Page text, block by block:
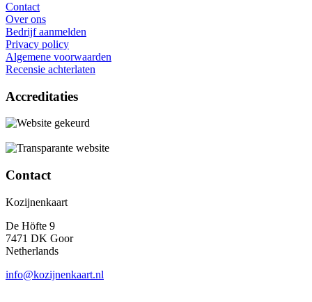
Contact
Over ons
Bedrijf aanmelden
Privacy policy
Algemene voorwaarden
Recensie achterlaten
Accreditaties
Contact
Kozijnenkaart
De Höfte 9
7471 DK Goor
Netherlands
info@kozijnenkaart.nl